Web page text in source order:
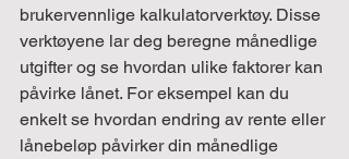
brukervennlige kalkulatorverktøy. Disse
verktøyene lar deg beregne månedlige
utgifter og se hvordan ulike faktorer kan
påvirke lånet. For eksempel kan du
enkelt se hvordan endring av rente eller
lånebeløp påvirker din månedlige